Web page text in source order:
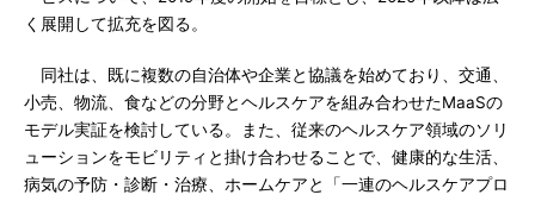
く展開して拡充を図る。
同社は、既に複数の自治体や企業と協議を始めており、交通、
小売、物流、食などの分野とヘルスケアを組み合わせたMaaSの
モデル実証を検討している。また、従来のヘルスケア領域のソリ
ューションをモビリティと掛け合わせることで、健康的な生活、
病気の予防・診断・治療、ホームケアと「一連のヘルスケアプロ